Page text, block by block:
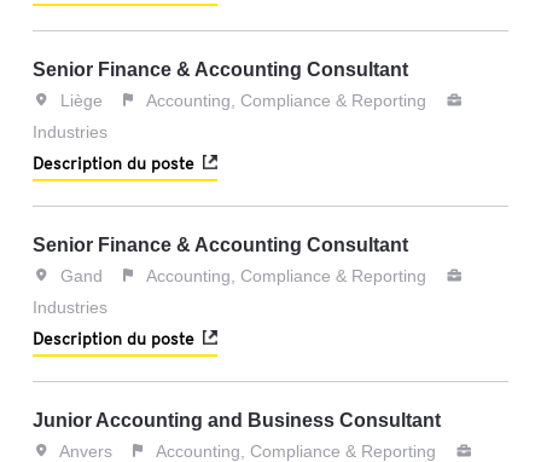
Senior Finance & Accounting Consultant
Liège
Accounting, Compliance & Reporting
Industries
Description du poste
Senior Finance & Accounting Consultant
Gand
Accounting, Compliance & Reporting
Industries
Description du poste
Junior Accounting and Business Consultant
Anvers
Accounting, Compliance & Reporting